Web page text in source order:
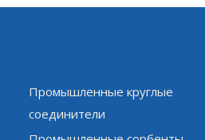
Промышленные круглые
соединители